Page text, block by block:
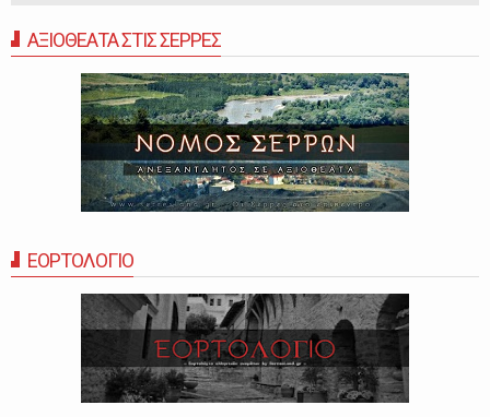
ΑΞΙΟΘΕΑΤΑ ΣΤΙΣ ΣΕΡΡΕΣ
ΕΟΡΤΟΛΟΓΙΟ